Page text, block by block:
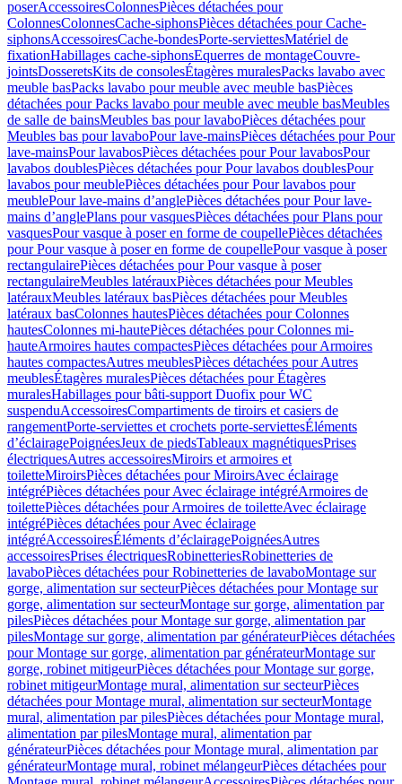
poserAccessoiresColonnesPièces détachées pour
ColonnesColonnesCache-siphonsPièces détachées pour Cache-
siphonsAccessoiresCache-bondesPorte-serviettesMatériel de
fixationHabillages cache-siphonsEquerres de montageCouvre-
jointsDosseretsKits de consolesÉtagères muralesPacks lavabo avec
meuble basPacks lavabo pour meuble avec meuble basPièces
détachées pour Packs lavabo pour meuble avec meuble basMeubles
de salle de bainsMeubles bas pour lavaboPièces détachées pour
Meubles bas pour lavaboPour lave-mainsPièces détachées pour Pour
lave-mainsPour lavabosPièces détachées pour Pour lavabosPour
lavabos doublesPièces détachées pour Pour lavabos doublesPour
lavabos pour meublePièces détachées pour Pour lavabos pour
meublePour lave-mains d’anglePièces détachées pour Pour lave-
mains d’anglePlans pour vasquesPièces détachées pour Plans pour
vasquesPour vasque à poser en forme de coupellePièces détachées
pour Pour vasque à poser en forme de coupellePour vasque à poser
rectangulairePièces détachées pour Pour vasque à poser
rectangulaireMeubles latérauxPièces détachées pour Meubles
latérauxMeubles latéraux basPièces détachées pour Meubles
latéraux basColonnes hautesPièces détachées pour Colonnes
hautesColonnes mi-hautePièces détachées pour Colonnes mi-
hauteArmoires hautes compactesPièces détachées pour Armoires
hautes compactesAutres meublesPièces détachées pour Autres
meublesÉtagères muralesPièces détachées pour Étagères
muralesHabillages pour bâti-support Duofix pour WC
suspenduAccessoiresCompartiments de tiroirs et casiers de
rangementPorte-serviettes et crochets porte-serviettesÉléments
d’éclairagePoignéesJeux de piedsTableaux magnétiquesPrises
électriquesAutres accessoiresMiroirs et armoires et
toiletteMiroirsPièces détachées pour MiroirsAvec éclairage
intégréPièces détachées pour Avec éclairage intégréArmoires de
toilettePièces détachées pour Armoires de toiletteAvec éclairage
intégréPièces détachées pour Avec éclairage
intégréAccessoiresÉléments d’éclairagePoignéesAutres
accessoiresPrises électriquesRobinetteriesRobinetteries de
lavaboPièces détachées pour Robinetteries de lavaboMontage sur
gorge, alimentation sur secteurPièces détachées pour Montage sur
gorge, alimentation sur secteurMontage sur gorge, alimentation par
pilesPièces détachées pour Montage sur gorge, alimentation par
pilesMontage sur gorge, alimentation par générateurPièces détachées
pour Montage sur gorge, alimentation par générateurMontage sur
gorge, robinet mitigeurPièces détachées pour Montage sur gorge,
robinet mitigeurMontage mural, alimentation sur secteurPièces
détachées pour Montage mural, alimentation sur secteurMontage
mural, alimentation par pilesPièces détachées pour Montage mural,
alimentation par pilesMontage mural, alimentation par
générateurPièces détachées pour Montage mural, alimentation par
générateurMontage mural, robinet mélangeurPièces détachées pour